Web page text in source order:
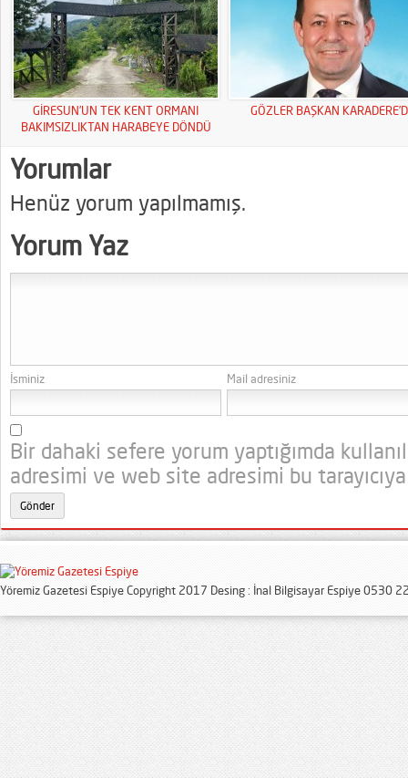
GİRESUN’UN TEK KENT ORMANI
BAKIMSIZLIKTAN HARABEYE DÖNDÜ
GÖZLER BAŞKAN
Yorumlar
Henüz yorum yapılmamış.
Yorum Yaz
İsminiz Mail adresiniz
Bir dahaki sefere yorum yaptığımda
adresimi ve web site adresimi bu
Yöremiz Gazetesi Espiye Copyright 2017 Desing : İnal Bilgisayar Espiye 0530